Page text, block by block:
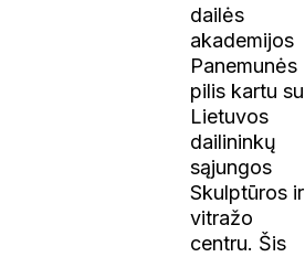
dailės
akademijos
Panemunės
pilis kartu su
Lietuvos
dailininkų
sąjungos
Skulptūros ir
vitražo
centru. Šis